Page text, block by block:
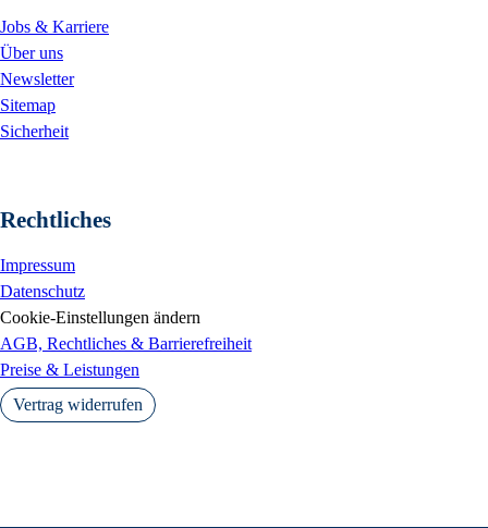
Jobs & Karriere
Über uns
Newsletter
Sitemap
Sicherheit
Rechtliches
Impressum
Datenschutz
Cookie-Einstellungen ändern
AGB, Rechtliches & Barrierefreiheit
Preise & Leistungen
Vertrag widerrufen